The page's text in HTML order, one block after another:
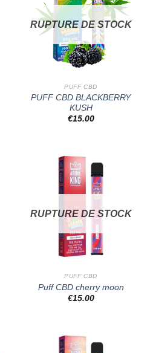
RUPTURE DE STOCK
PUFF CBD
PUFF CBD BLACKBERRY
KUSH
€15.00
RUPTURE DE STOCK
PUFF CBD
Puff CBD cherry moon
€15.00